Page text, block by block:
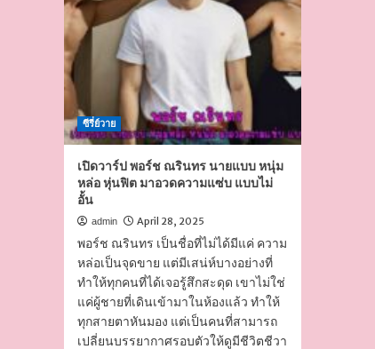
ซีรี่ย์วาย
เปิดวาร์ป พอร์ช ณรินทร นายแบบ หนุ่ม
หล่อ หุ่นฟิต มาอวดความแซ่บ แบบไม่
อั้น
admin April 28, 2025
พอร์ช ณรินทร เป็นชื่อที่ไม่ได้มีแค่ ความ
หล่อเป็นจุดขาย แต่มีเสน่ห์บางอย่างที่
ทำให้ทุกคนที่ได้เจอรู้สึกสะดุด เขาไม่ใช่
แค่ผู้ชายที่เดินเข้ามาในห้องแล้ว ทำให้
ทุกสายตาหันมอง แต่เป็นคนที่สามารถ
เปลี่ยนบรรยากาศรอบตัวให้ดูมีชีวิตชีวา